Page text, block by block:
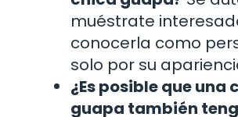
muéstrate
conocerla como
solo por su
¿Es posible que una
guapa también